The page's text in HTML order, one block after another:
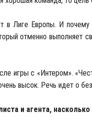
в Лиге Европы. И
отменно выполняет
игры с «Интером».
высок. Речь идет о
и агента,